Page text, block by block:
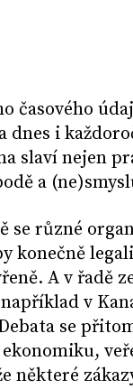
časového
dnes i
slaví nejen
a
se různé
konečně
A v řadě
v
se
ekonomiku,
některé